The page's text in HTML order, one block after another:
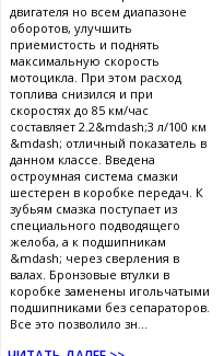
двигателя но всем диапазоне
оборотов, улучшить
приемистость и поднять
максимальную скорость
мотоцикла. При этом расход
топлива снизился и при
скоростях до 85 км/час
составляет 2.2&mdash;3 л/100 км
&mdash; отличный показатель в
данном классе. Введена
остроумная система смазки
шестерен в коробке передач. К
зубьям смазка поступает из
специального подводящего
желоба, а к подшипникам
&mdash; через сверления в
валах. Бронзовые втулки в
коробке заменены игольчатыми
подшипниками без сепараторов.
Все это позволило зн...